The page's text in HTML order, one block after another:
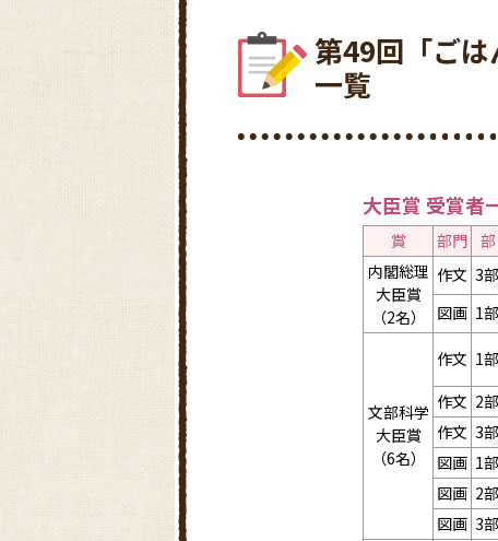
第49回「ごは
一覧
大臣賞 受賞者
賞 部門 部
内閣総理
大臣賞
（2名）
作文 3部
図画 1部
文部科学
大臣賞
（6名）
作文 1部
作文 2部
作文 3部
図画 1部
図画 2部
図画 3部